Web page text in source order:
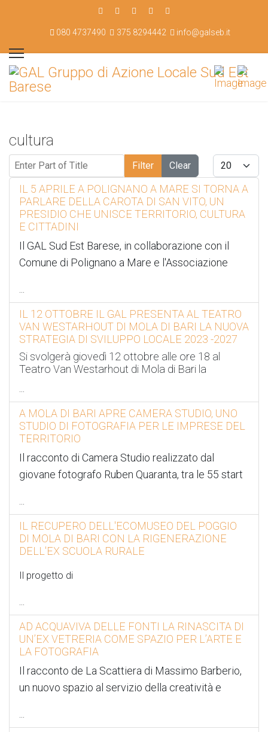
080 4737490 375 8294442 info@galseb.it
cultura
Enter Part of Title Filter Clear Display #
IL 5 APRILE A POLIGNANO A MARE SI TORNA A
PARLARE DELLA CAROTA DI SAN VITO, UN
PRESIDIO CHE UNISCE TERRITORIO, CULTURA
E CITTADINI
Il GAL Sud Est Barese, in collaborazione con il
Comune di Polignano a Mare e l'Associazione
IL 12 OTTOBRE IL GAL PRESENTA AL TEATRO
VAN WESTARHOUT DI MOLA DI BARI LA NUOVA
STRATEGIA DI SVILUPPO LOCALE 2023 -2027
Si svolgerà giovedì 12 ottobre alle ore 18 al
Teatro Van Westarhout di Mola di Bari la
A MOLA DI BARI APRE CAMERA STUDIO, UNO
STUDIO DI FOTOGRAFIA PER LE IMPRESE DEL
TERRITORIO
Il racconto di Camera Studio realizzato dal
giovane fotografo Ruben Quaranta, tra le 55 start
IL RECUPERO DELL'ECOMUSEO DEL POGGIO
DI MOLA DI BARI CON LA RIGENERAZIONE
DELL'EX SCUOLA RURALE
Il progetto di
AD ACQUAVIVA DELLE FONTI LA RINASCITA DI
UN’EX VETRERIA COME SPAZIO PER L’ARTE E
LA FOTOGRAFIA
Il racconto de La Scattiera di Massimo Barberio,
un nuovo spazio al servizio della creatività e